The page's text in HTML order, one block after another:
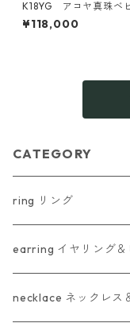
K18YG アコヤ真珠ベ
ールネックレス 5ピ
0－3.5ｍｍ（KR60932
¥118,000
CATEGORY
ring リング
earring イヤリング＆
necklace ネックレス